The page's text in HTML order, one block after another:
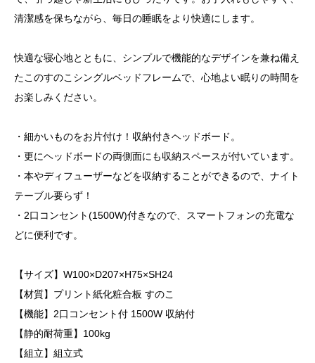
清潔感を保ちながら、毎日の睡眠をより快適にします。
快適な寝心地とともに、シンプルで機能的なデザインを兼ね備え
たこのすのこシングルベッドフレームで、心地よい眠りの時間を
お楽しみください。
・細かいものをお片付け！収納付きヘッドボード。
・更にヘッドボードの両側面にも収納スペースが付いています。
・本やディフューザーなどを収納することができるので、ナイト
テーブル要らず！
・2口コンセント(1500W)付きなので、スマートフォンの充電な
どに便利です。
【サイズ】W100×D207×H75×SH24
【材質】プリント紙化粧合板 すのこ
【機能】2口コンセント付 1500W 収納付
【静的耐荷重】100kg
【組立】組立式